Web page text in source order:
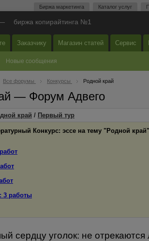
Биржа маркетинга Каталог услуг
биржа копирайтинга №1
Заказчику Магазин статей Сервис
Новые сообщения
Все форумы Конкурсы Родной край
— Форум Адвего
край / Первый тур
Конкурс: эссе на тему "Родной край"
3 работы
сердцу уголок: не